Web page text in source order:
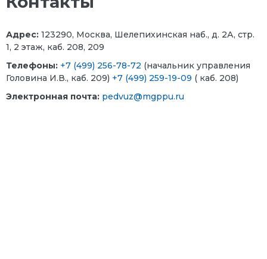
Адрес: 123290, Москва, Шелепихинская наб., д. 2А, стр.
1, 2 этаж, каб. 208, 209
Телефоны: +7 (499) 256-78-72 (начальник управления
Головина И.В., каб. 209) +7 (499) 259-19-09 ( каб. 208)
Электронная почта: pedvuz@mgppu.ru